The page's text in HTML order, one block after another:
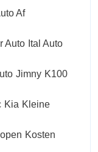
Af
Auto Ital Auto
Jimny K100
Kia Kleine
Kosten